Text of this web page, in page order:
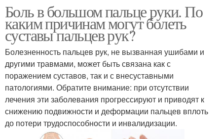
Боль в большом пальце руки. По
каким причинам могут болеть
суставы пальцев рук?
Болезненность пальцев рук, не вызванная ушибами и
другими травмами, может быть связана как с
поражением суставов, так и с внесуставными
патологиями. Обратите внимание: при отсутствии
лечения эти заболевания прогрессируют и приводят к
снижению подвижности и деформации пальцев вплоть
до потери трудоспособности и инвалидизации.